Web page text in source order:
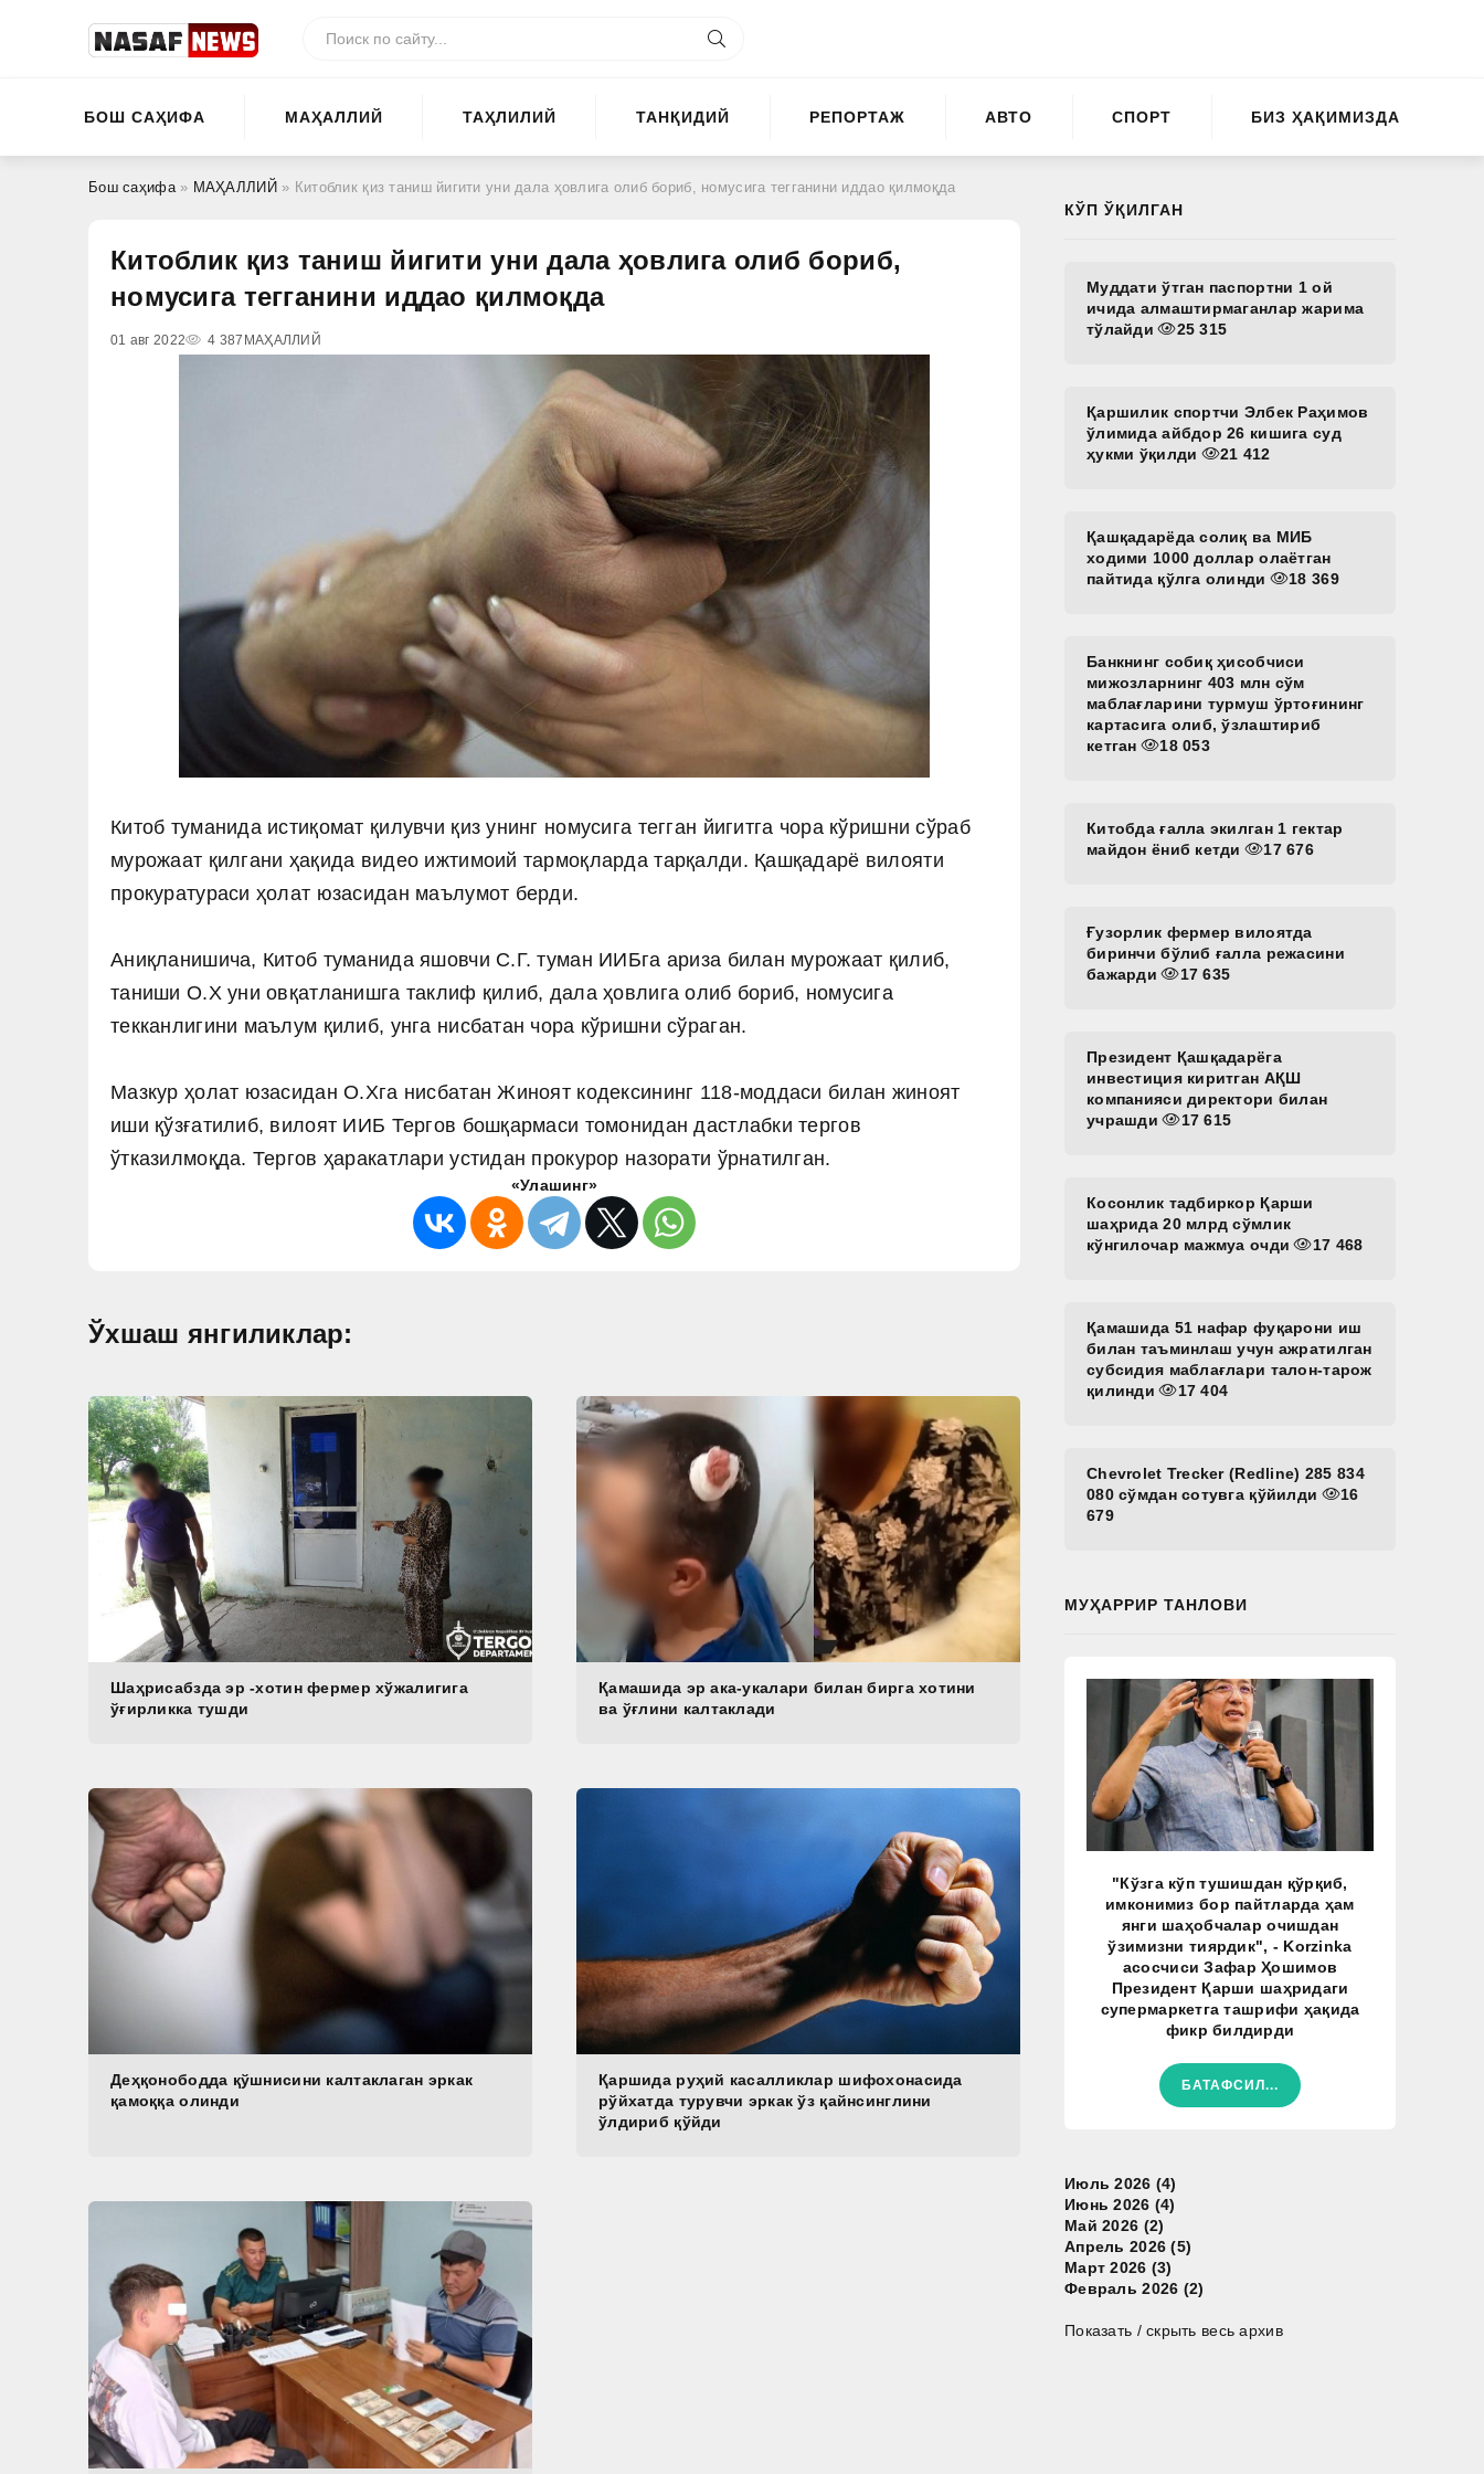
БОШ САҲИФА МАҲАЛЛИЙ ТАҲЛИЛИЙ ТАНҚИДИЙ РЕПОРТАЖ АВТО СПОРТ БИЗ ҲАҚИМИЗДА
Бош саҳифа» МАҲАЛЛИЙ » Китоблик қиз таниш йигити уни дала ҳовлига олиб бориб, номусига тегганини иддао қилмоқда
Китоблик қиз таниш йигити уни дала ҳовлига олиб бориб,
номусига тегганини иддао қилмоқда
01 авг 2022 4 387 МАҲАЛЛИЙ
Китоб туманида истиқомат қилувчи қиз унинг номусига тегган йигитга чора кўришни сўраб
мурожаат қилгани ҳақида видео ижтимоий тармоқларда тарқалди. Қашқадарё вилояти
прокуратураси ҳолат юзасидан маълумот берди.
Аниқланишича, Китоб туманида яшовчи С.Г. туман ИИБга ариза билан мурожаат қилиб,
таниши О.Х уни овқатланишга таклиф қилиб, дала ҳовлига олиб бориб, номусига
текканлигини маълум қилиб, унга нисбатан чора кўришни сўраган.
Мазкур ҳолат юзасидан О.Хга нисбатан Жиноят кодексининг 118-моддаси билан жиноят
иши қўзғатилиб, вилоят ИИБ Тергов бошқармаси томонидан дастлабки тергов
ўтказилмоқда. Тергов ҳаракатлари устидан прокурор назорати ўрнатилган.
«Улашинг»
Ўхшаш янгиликлар:
Шаҳрисабзда эр -хотин фермер хўжалигига
ўғирликка тушди
Қамашида эр ака-укалари билан бирга хотини
ва ўғлини калтаклади
Деҳқонободда қўшнисини калтаклаган эркак
қамоққа олинди
Қаршида руҳий касалликлар шифохонасида
рўйхатда турувчи эркак ўз қайнсинглини
ўлдириб қўйди
КЎП ЎҚИЛГАН
Муддати ўтган паспортни 1 ой
ичида алмаштирмаганлар жарима
тўлайди
25 315
Қаршилик спортчи Элбек Раҳимов
ўлимида айбдор 26 кишига суд
ҳукми ўқилди
21 412
Қашқадарёда солиқ ва МИБ
ходими 1000 доллар олаётган
пайтида қўлга олинди
18 369
Банкнинг собиқ ҳисобчиси
мижозларнинг 403 млн сўм
маблағларини турмуш ўртоғининг
картасига олиб, ўзлаштириб
кетган
18 053
Китобда ғалла экилган 1 гектар
майдон ёниб кетди
17 676
Ғузорлик фермер вилоятда
биринчи бўлиб ғалла режасини
бажарди
17 635
Президент Қашқадарёга
инвестиция киритган АҚШ
компанияси директори билан
учрашди
17 615
Косонлик тадбиркор Қарши
шаҳрида 20 млрд сўмлик
кўнгилочар мажмуа очди
17 468
Қамашида 51 нафар фуқарони иш
билан таъминлаш учун ажратилган
субсидия маблағлари талон-тарож
қилинди
17 404
Chevrolet Trecker (Redline) 285 834
080 сўмдан сотувга қўйилди
16
679
МУҲАРРИР ТАНЛОВИ
"Кўзга кўп тушишдан қўрқиб,
имконимиз бор пайтларда ҳам
янги шаҳобчалар очишдан
ўзимизни тиярдик", - Korzinka
асосчиси Зафар Ҳошимов
Президент Қарши шаҳридаги
супермаркетга ташрифи ҳақида
фикр билдирди
БАТАФСИЛ...
Июль 2026 (4)
Июнь 2026 (4)
Май 2026 (2)
Апрель 2026 (5)
Март 2026 (3)
Февраль 2026 (2)
Показать / скрыть весь архив